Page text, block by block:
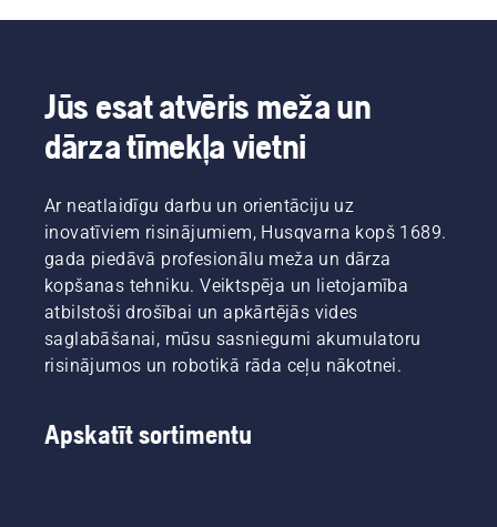
Husqvarna
elektrisko
un ar
akumulatoru
rokā
turamo
produktu
nodaļas
vadītājs.
akumulatora
tehniku,
šīs rūpes
atkrīt.
Jūs esat atvēris meža un
dārza tīmekļa vietni
Ar neatlaidīgu darbu un orientāciju uz
inovatīviem risinājumiem, Husqvarna kopš 1689.
gada piedāvā profesionālu meža un dārza
kopšanas tehniku. Veiktspēja un lietojamība
atbilstoši drošībai un apkārtējās vides
saglabāšanai, mūsu sasniegumi akumulatoru
risinājumos un robotikā rāda ceļu nākotnei.
Apskatīt sortimentu